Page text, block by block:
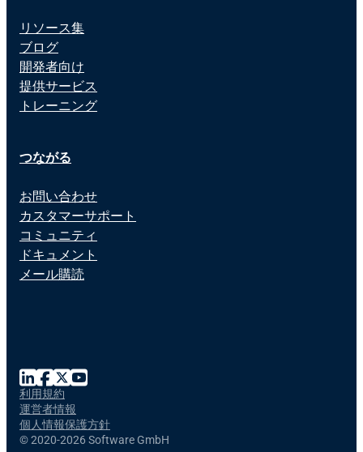
リソース集
ブログ
開発者向け
提供サービス
トレーニング
つながる
お問い合わせ
カスタマーサポート
コミュニティ
ドキュメント
メール購読
©2020-2026 Software GmbH
利用規約
運営者情報
個人情報保護方針